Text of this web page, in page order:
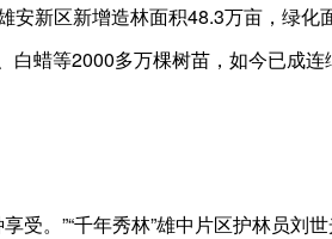
安新区新增造林面积48.3万亩，绿
蜡等2000多万棵树苗，如今已成
受。”“千年秀林”雄中片区护林员刘